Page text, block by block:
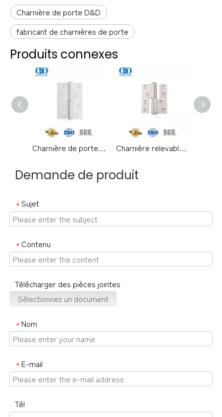
Charnière de porte D&D
fabricant de charnières de porte
Produits connexes
Charnière de porte relevable en acier inoxydable pour chambre d'enfant-DDSS022 Charnière relevable en acier inoxydable pour porte intérieure-DDSS018
Demande de produit
* Sujet
* Contenu
Télécharger des pièces jointes
Sélectionnez un document
* Nom
* E-mail
Tél